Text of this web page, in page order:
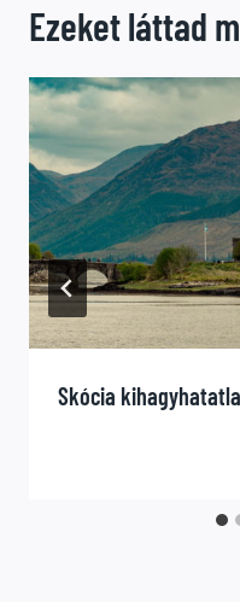
Ezeket láttad
Skócia